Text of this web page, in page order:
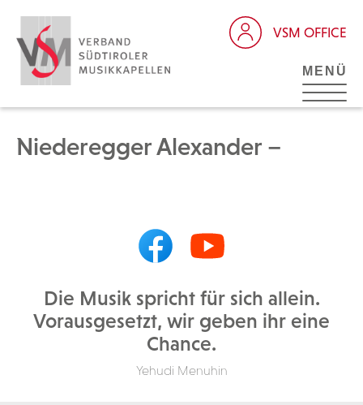
VSM OFFICE
MENÜ
Niederegger Alexander –
Die Musik spricht für sich allein.
Vorausgesetzt, wir geben ihr eine
Chance.
Yehudi Menuhin